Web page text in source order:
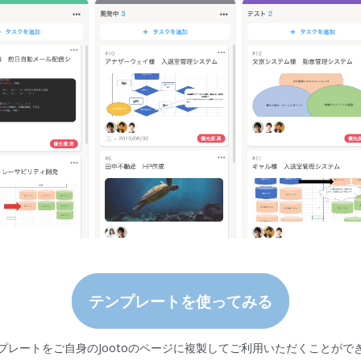
テンプレートを使ってみる
レートをご自身のJootoのページに複製してご利用いただくことがで